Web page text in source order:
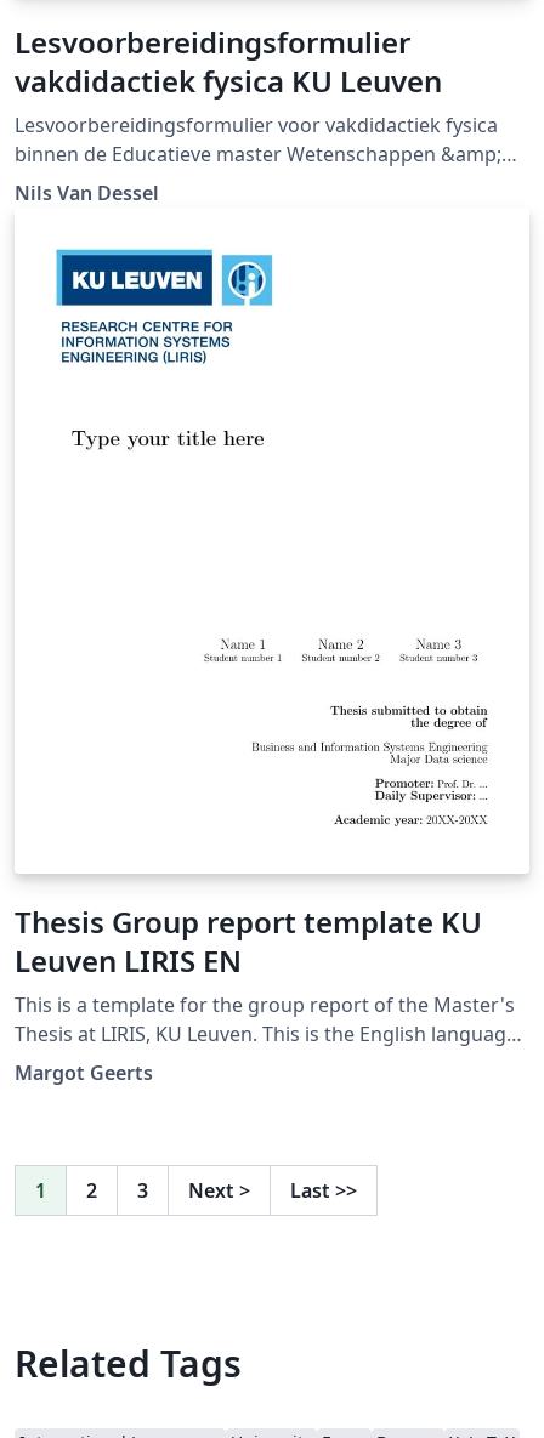
Lesvoorbereidingsformulier
vakdidactiek fysica KU Leuven
Lesvoorbereidingsformulier voor vakdidactiek fysica
binnen de Educatieve master Wetenschappen &amp;
Technologie aan de KU Leuven. Gebaseerd op
Nils Van Dessel
Thesis Group report template KU
Leuven LIRIS EN
This is a template for the group report of the Master's
Thesis at LIRIS, KU Leuven. This is the English language
version. This template is based on Springer Nature's
LNCS template for conference proceedings.
Margot Geerts
1 2 3 Next > Last >>
Related Tags